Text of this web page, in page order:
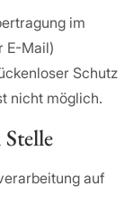
im
E-Mail)
Schutz
nicht möglich.
auf